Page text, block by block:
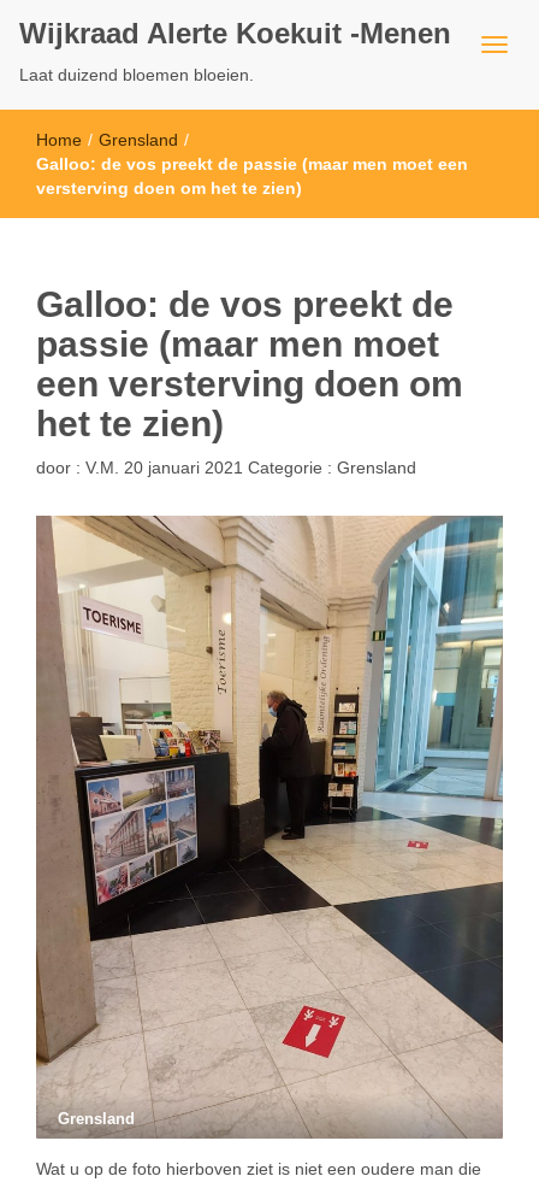
Wijkraad Alerte Koekuit -Menen
Laat duizend bloemen bloeien.
Home / Grensland /
Galloo: de vos preekt de passie (maar men moet een
versterving doen om het te zien)
Galloo: de vos preekt de
passie (maar men moet
een versterving doen om
het te zien)
door : V.M. 20 januari 2021 Categorie : Grensland
Grensland
Wat u op de foto hierboven ziet is niet een oudere man die